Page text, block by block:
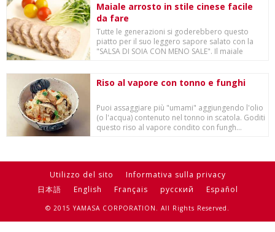
Maiale arrosto in stile cinese facile
da fare
Tutte le generazioni si goderebbero questo
piatto per il suo leggero sapore salato con la
"SALSA DI SOIA CON MENO SALE". Il maiale
Riso al vapore con tonno e funghi
Puoi assaggiare più "umami" aggiungendo l'olio
(o l'acqua) contenuto nel tonno in scatola. Goditi
questo riso al vapore condito con fungh...
Utilizzo del sito
Informativa sulla privacy
日本語
English Français русский Español
© 2015 YAMASA CORPORATION. All Rights Reserved.